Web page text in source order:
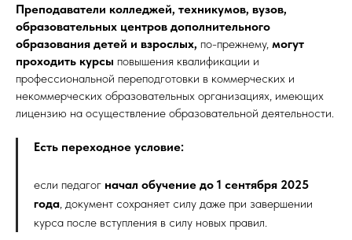
Преподаватели колледжей, техникумов, вузов,
образовательных центров дополнительного
образования детей и взрослых, по-прежнему, могут
проходить курсы повышения квалификации и
профессиональной переподготовки в коммерческих и
некоммерческих образовательных организациях, имеющих
лицензию на осуществление образовательной деятельности.
Есть переходное условие:
если педагог начал обучение до 1 сентября 2025
года, документ сохраняет силу даже при завершении
курса после вступления в силу новых правил.